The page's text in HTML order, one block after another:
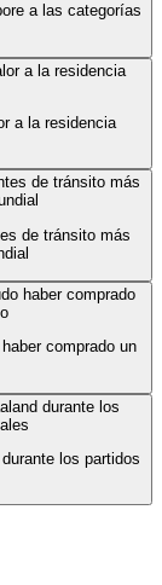
a las categorías
a la residencia
de tránsito más
comprado un
los partidos